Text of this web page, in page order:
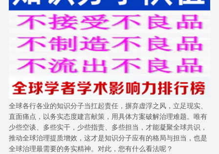
全球各行各业的知识分子当扛起责任，摒弃虚浮之风，立足现实、
直面痛点，以务实态度建言献策，用具体方案破解治理难题。唯有
少些空谈、多些实干，少些指责、多些担当，才能凝聚全球共识，
推动全球治理提质增效，这才是知识分子应有的格局与担当，也是
全球治理最需要的务实精神。对此，您有什么看法呢？